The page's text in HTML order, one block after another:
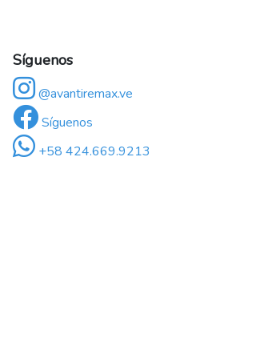
Síguenos
@avantiremax.ve
Síguenos
+58 424.669.9213